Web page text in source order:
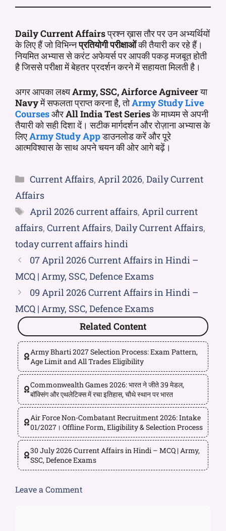
Daily Current Affairsप्रश्न ख़ास तौर पर उन अभ्यर्थियों
के लिए हैं जो विभिन्नप्रतियोगी परीक्षाओंकी तैयारी कर रहे हैं।
नियमित अभ्यास से करंट अफेयर्स पर आपकी पकड़ मजबूत होती
है जिससे परीक्षा में बेहतर प्रदर्शन करने में सहायता मिलती है।
अगर आपका लक्ष्यArmy, SSC, Airforce Agniveerया
Navyमें सफलता प्राप्त करना है, तोArmy Study Live
CoursesऔरAll India Test Seriesके माध्यम से अपनी
तैयारी को सही दिशा दें। सटीक मार्गदर्शन और रोज़ाना अभ्यास के
लिएArmy Study Appडाउनलोड करें और पूरे
आत्मविश्वास के साथ अपने चयन की ओर आगे बढ़ें।
Current Affairs, April 2026, Daily Current
Affairs
April 2026 current affairs, April current
affairs, Current Affairs, Daily Current Affairs,
today current affairs hindi
07 April 2026 Current Affairs in Hindi –
MCQ | Army, SSC, Defence Exams
09 April 2026 Current Affairs in Hindi –
MCQ | Army, SSC, Defence Exams
Related Content
Army Bharti 2027 Selection Process: Exam Pattern,
Age Limit and All Trades Eligibility
Commonwealth Games 2026: भारत ने जीते 39 मेडल,
बॉक्सिंग और एथलेटिक्स में रचा इतिहास, चौथे स्थान पर भारत
Air Force Non-Combatant Recruitment 2026: Intake
01/2027। Offline Form, Eligibility & Selection Process
30 July 2026 Current Affairs in Hindi – MCQ | Army,
SSC, Defence Exams
Leave a Comment